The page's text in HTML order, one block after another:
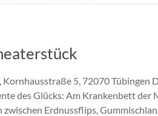
Kornhausstraße 5, 72070
des Glücks: Am Krankenbett der
zwischen Erdnussflips,